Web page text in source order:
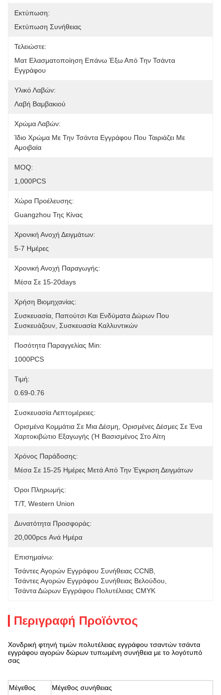
Εκτύπωση:
Εκτύπωση Συνήθειας
Τελειώστε:
Ματ Ελασματοποίηση Επάνω Έξω Από Την Τσάντα
Εγγράφου
Υλικό Λαβών:
Λαβή Βαμβακιού
Χρώμα Λαβών:
Ίδιο Χρώμα Με Την Τσάντα Εγγράφου Που Ταιριάζει Με
Αμοιβαία
MOQ:
1,000PCS
Χώρα Προέλευσης:
Guangzhou Της Κίνας
Χρονική Ανοχή Δειγμάτων:
5-7 Ημέρες
Χρονική Ανοχή Παραγωγής:
Μέσα Σε 15-20days
Χρήση Βιομηχανίας:
Συσκευασία, Παπούτσι Και Ενδύματα Δώρων Που
Συσκευάζουν, Συσκευασία Καλλυντικών
Ποσότητα Παραγγελίας Min:
1000PCS
Τιμή:
0.69-0.76
Συσκευασία Λεπτομέρειες:
Ορισμένα Κομμάτια Σε Μια Δέσμη, Ορισμένες Δέσμες Σε Ένα
Χαρτοκιβώτιο Εξαγωγής (ή Βασισμένος Στο Αίτη
Χρόνος Παράδοσης:
Μέσα Σε 15-25 Ημέρες Μετά Από Την Έγκριση Δειγμάτων
Όροι Πληρωμής:
T/T, Western Union
Δυνατότητα Προσφοράς:
20,000pcs Ανά Ημέρα
Επισημαίνω:
Τσάντες Αγορών Εγγράφου Συνήθειας CCNB
Τσάντες Αγορών Εγγράφου Συνήθειας Βελούδου
Τσάντα Δώρων Εγγράφου Πολυτέλειας CMYK
Περιγραφή Προϊόντος
Χονδρική φτηνή τιμών πολυτέλειας εγγράφου τσαντών τσάντα
εγγράφου αγορών δώρων τυπωμένη συνήθεια με το λογότυπό
σας
Μέγεθος Μέγεθος συνήθειας